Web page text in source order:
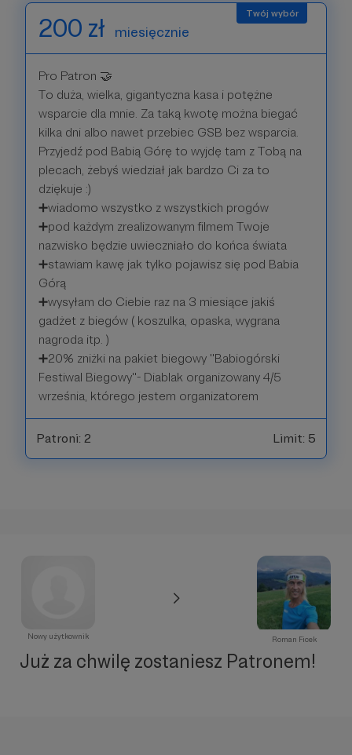
200 zł miesięcznie
Pro Patron 🤝
To duża, wielka, gigantyczna kasa i potężne
wsparcie dla mnie. Za taką kwotę można biegać
kilka dni albo nawet przebiec GSB bez wsparcia.
Przyjedź pod Babią Górę to wyjdę tam z Tobą na
plecach, żebyś wiedział jak bardzo Ci za to
dziękuje :)
➕wiadomo wszystko z wszystkich progów
➕pod każdym zrealizowanym filmem Twoje
nazwisko będzie uwieczniało do końca świata
➕stawiam kawę jak tylko pojawisz się pod Babia
Górą
➕wysyłam do Ciebie raz na 3 miesiące jakiś
gadżet z biegów ( koszulka, opaska, wygrana
nagroda itp. )
➕20% zniżki na pakiet biegowy ''Babiogórski
Festiwal Biegowy''- Diablak organizowany 4/5
września, którego jestem organizatorem
Patroni: 2 Limit: 5
Nowy użytkownik Roman Ficek
Już za chwilę zostaniesz Patronem!